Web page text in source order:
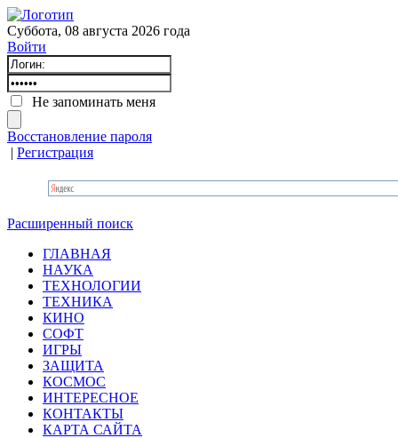
Суббота, 08 августа 2026 года
Войти
Не запоминать меня
Восстановление пароля
| Регистрация
Расширенный поиск
ГЛАВНАЯ
НАУКА
ТЕХНОЛОГИИ
ТЕХНИКА
КИНО
СОФТ
ИГРЫ
ЗАЩИТА
КОСМОС
ИНТЕРЕСНОЕ
КОНТАКТЫ
КАРТА САЙТА